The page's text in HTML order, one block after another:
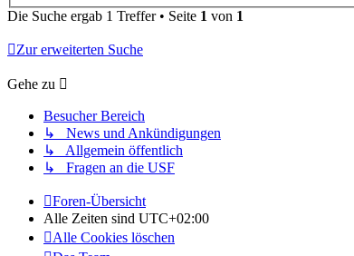
Die Suche ergab 1 Treffer • Seite 1 von 1
Zur erweiterten Suche
Gehe zu
Besucher Bereich
↳ News und Ankündigungen
↳ Allgemein öffentlich
↳ Fragen an die USF
Foren-Übersicht
Alle Zeiten sind UTC+02:00
Alle Cookies löschen